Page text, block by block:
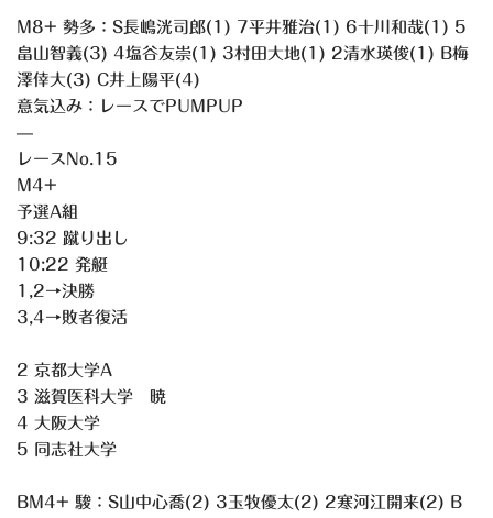
M8+ 勢多：S長嶋洸司郎(1) 7平井雅治(1) 6十川和哉(1) 5
畠山智義(3) 4塩谷友崇(1) 3村田大地(1) 2清水瑛俊(1) B梅
澤倖大(3) C井上陽平(4)
意気込み：レースでPUMPUP
—
レースNo.15
M4+
予選A組
9:32 蹴り出し
10:22 発艇
1,2→決勝
3,4→敗者復活
2 京都大学A
3 滋賀医科大学 暁
4 大阪大学
5 同志社大学
BM4+ 駿：S山中心喬(2) 3玉牧優太(2) 2寒河江開来(2) B